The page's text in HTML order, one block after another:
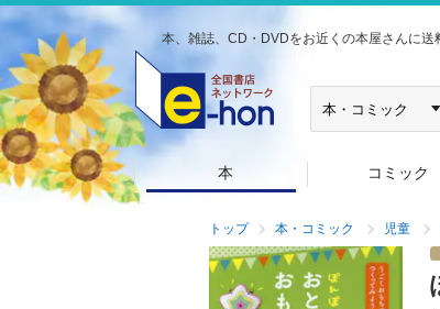
本、雑誌、CD・DVDをお近くの本屋さんに送
本 コミック
トップ 本・コミック 児童